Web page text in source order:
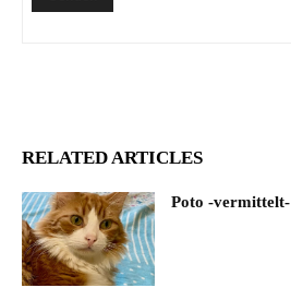
RELATED ARTICLES
Poto -vermittelt-